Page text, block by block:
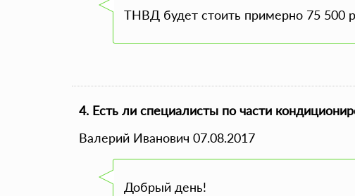
ТНВД будет стоить примерно 75 500
4. Есть ли специалисты по части
Валерий Иванович 07.08.2017
Добрый день!